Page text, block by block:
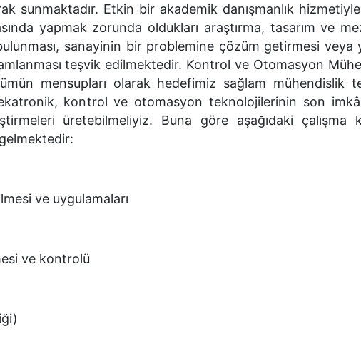
sunmaktadır. Etkin bir akademik danışmanlık
yapmak zorunda oldukları araştırma, tasarım ve
sanayinin bir problemine çözüm getirmesi veya
teşvik edilmektedir. Kontrol ve Otomasyon
mensupları olarak hedefimiz sağlam mühendislik
kontrol ve otomasyon teknolojilerinin son
üretebilmeliyiz. Buna göre aşağıdaki çalışma
ve uygulamaları
ve kontrolü